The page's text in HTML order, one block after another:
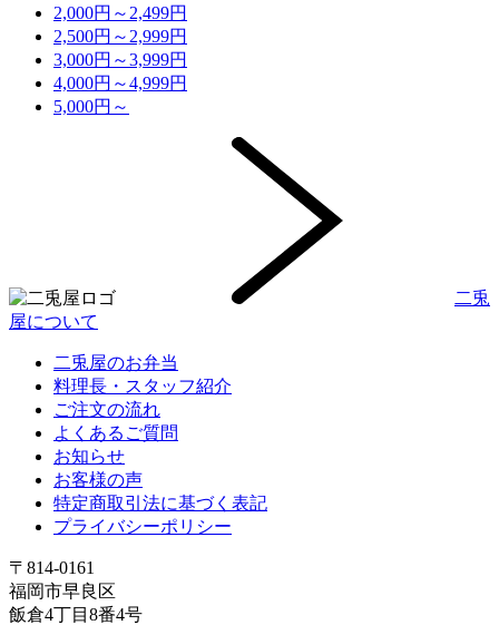
2,000円～2,499円
2,500円～2,999円
3,000円～3,999円
4,000円～4,999円
5,000円～
二兎
屋について
二兎屋のお弁当
料理長・スタッフ紹介
ご注文の流れ
よくあるご質問
お知らせ
お客様の声
特定商取引法に基づく表記
プライバシーポリシー
〒814-0161
福岡市早良区
飯倉4丁目8番4号